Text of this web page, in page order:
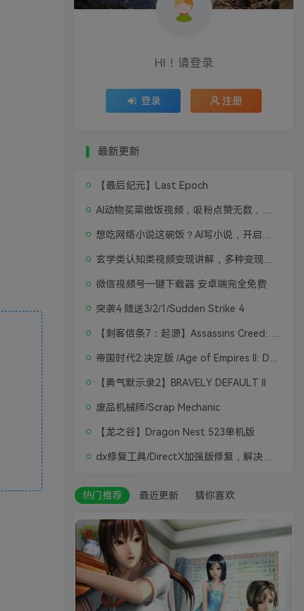
HI！请登录
登录 注册
最新更新
【最后纪元】Last Epoch
微信视频号一键下载器 安卓端完全免费
突袭4 赠送3/2/1/Sudden Strike 4
【勇气默示录2】BRAVELY DEFAULT II
废品机械师/Scrap Mechanic
【龙之谷】Dragon Nest 523单机版
热门推荐 最近更新 猜你喜欢